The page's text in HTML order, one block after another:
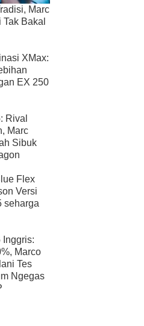
Marc
Bakal
XMax:
EX 250
Rival
Marc
Sibuk
Flex
Versi
seharga
Inggris:
Marco
Tes
Ngegas